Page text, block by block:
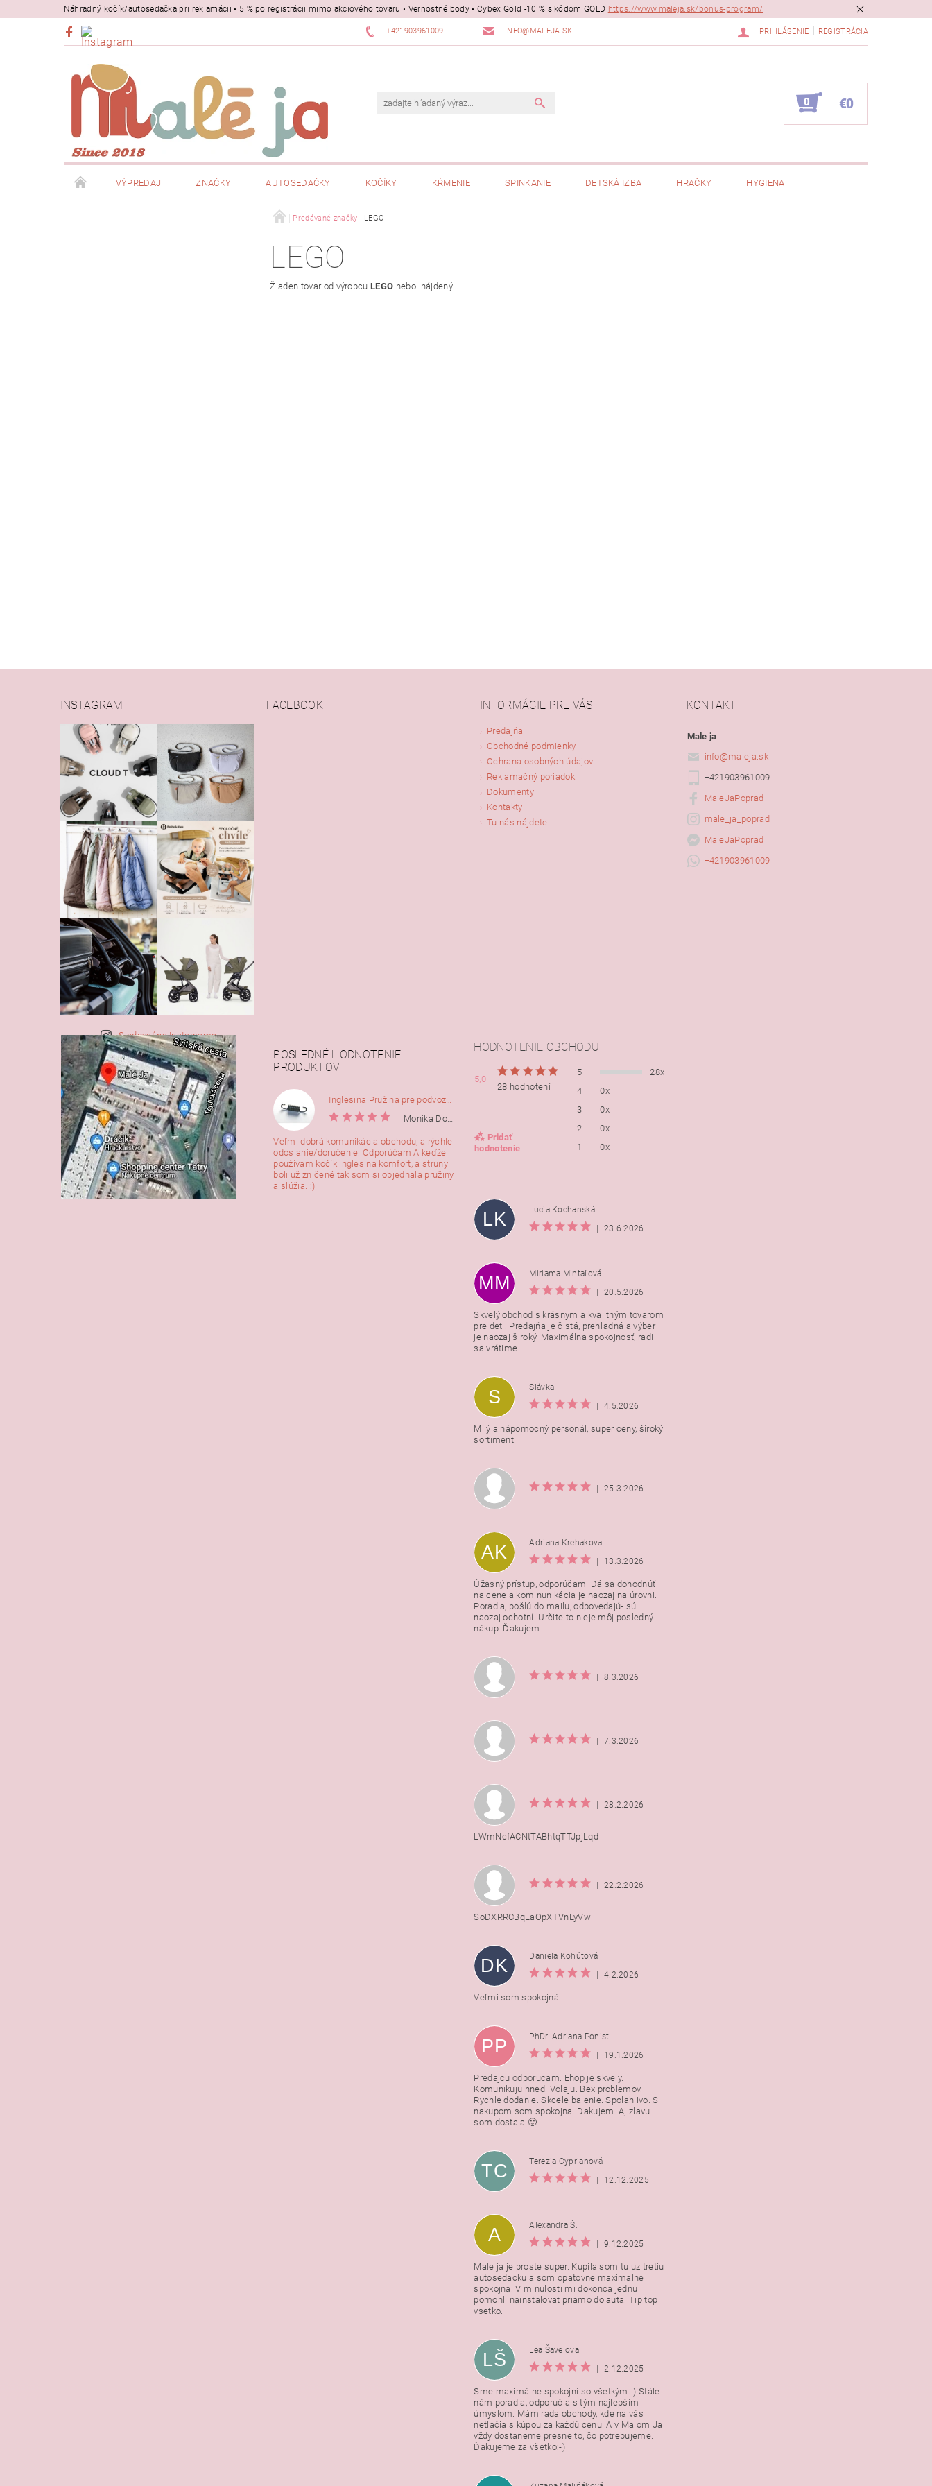
Náhradný kočík/autosedačka pri reklamácii • 5 % po registrácii mimo akciového tovaru • Vernostné body • Cybex Gold -10 % s kódom GOLD https://www.maleja.sk/bonus-program/
+421903961009 INFO@MALEJA.SK PRIHLÁSENIE REGISTRÁCIA
0 €0
VÝPREDAJ ZNAČKY AUTOSEDAČKY KOČÍKY KŔMENIE SPINKANIE DETSKÁ IZBA HRAČKY HYGIENA
Predávané značky LEGO
LEGO
Žiaden tovar od výrobcuLEGO nebol nájdený....
INSTAGRAM
Sledovať na Instagrame
FACEBOOK INFORMÁCIE PRE VÁS
Predajňa
Obchodné podmienky
Ochrana osobných údajov
Reklamačný poriadok
Dokumenty
Kontakty
Tu nás nájdete
KONTAKT
Male ja
info@maleja.sk
+421903961009
MaleJaPoprad
male_ja_poprad
MaleJaPoprad
+421903961009
POSLEDNÉ HODNOTENIE
PRODUKTOV
Inglesina Pružina pre podvozok Comfort, 2ks
|
Monika Dorušáková
Veľmi dobrá komunikácia obchodu, a rýchle
odoslanie/doručenie. Odporúčam A keďže
používam kočík inglesina komfort, a struny
boli už zničené tak som si objednala pružiny
a slúžia. :)
HODNOTENIE OBCHODU
5,0
28 hodnotení
Pridať
hodnotenie
5
28x
4
0x
3
0x
2
0x
1
0x
Vložením hodnotenie súhlasíte s
podmienkami ochrany osobných
LK
Lucia Kochanská
23.6.2026
MM
Miriama Mintaľová
20.5.2026
Skvelý obchod s krásnym a kvalitným tovarom
pre deti. Predajňa je čistá, prehľadná a výber
je naozaj široký. Maximálna spokojnosť, radi
sa vrátime.
S
Slávka
4.5.2026
Milý a nápomocný personál, super ceny, široký
sortiment.
25.3.2026
AK
Adriana Krehakova
13.3.2026
Úžasný prístup, odporúčam! Dá sa dohodnúť
na cene a kominunikácia je naozaj na úrovni.
Poradia, pošlú do mailu, odpovedajú- sú
naozaj ochotní. Určite to nieje môj posledný
nákup. Ďakujem
8.3.2026
7.3.2026
28.2.2026
LWmNcfACNtTABhtqTTJpjLqd
22.2.2026
SoDXRRCBqLaOpXTVnLyVw
DK
Daniela Kohútová
4.2.2026
Veľmi som spokojná
PP
PhDr. Adriana Ponist
19.1.2026
Predajcu odporucam. Ehop je skvely.
Komunikuju hned. Volaju. Bex problemov.
Rychle dodanie. Skcele balenie. Spolahlivo. S
nakupom som spokojna. Dakujem. Aj zlavu
som dostala.🙂
TC
Terezia Cyprianová
12.12.2025
A
Alexandra Š.
9.12.2025
Male ja je proste super. Kupila som tu uz tretiu
autosedacku a som opatovne maximalne
spokojna. V minulosti mi dokonca jednu
pomohli nainstalovat priamo do auta. Tip top
vsetko.
LŠ
Lea Šavelova
2.12.2025
Sme maximálne spokojní so všetkým:-) Stále
nám poradia, odporučia s tým najlepším
úmyslom. Mám rada obchody, kde na vás
netlačia s kúpou za každú cenu! A v Malom Ja
vždy dostaneme presne to, čo potrebujeme.
Ďakujeme za všetko:-)